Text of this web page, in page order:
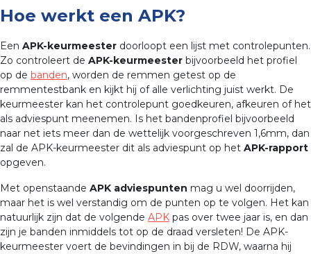
Hoe werkt een APK?
Een APK-keurmeester doorloopt een lijst met controlepunten.
Zo controleert de APK-keurmeester bijvoorbeeld het profiel
op de banden, worden de remmen getest op de
remmentestbank en kijkt hij of alle verlichting juist werkt. De
keurmeester kan het controlepunt goedkeuren, afkeuren of het
als adviespunt meenemen. Is het bandenprofiel bijvoorbeeld
naar net iets meer dan de wettelijk voorgeschreven 1,6mm, dan
zal de APK-keurmeester dit als adviespunt op het APK-rapport
opgeven.
Met openstaande APK adviespunten mag u wel doorrijden,
maar het is wel verstandig om de punten op te volgen. Het kan
natuurlijk zijn dat de volgende APK pas over twee jaar is, en dan
zijn je banden inmiddels tot op de draad versleten! De APK-
keurmeester voert de bevindingen in bij de RDW, waarna hij